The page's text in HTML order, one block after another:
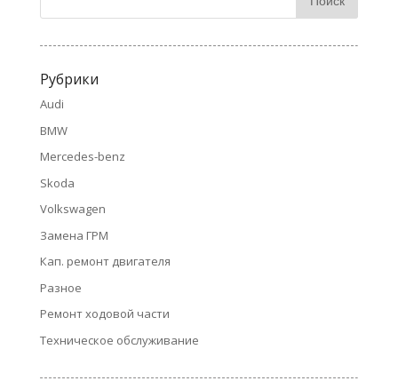
Рубрики
Audi
BMW
Mercedes-benz
Skoda
Volkswagen
Замена ГРМ
Кап. ремонт двигателя
Разное
Ремонт ходовой части
Техническое обслуживание